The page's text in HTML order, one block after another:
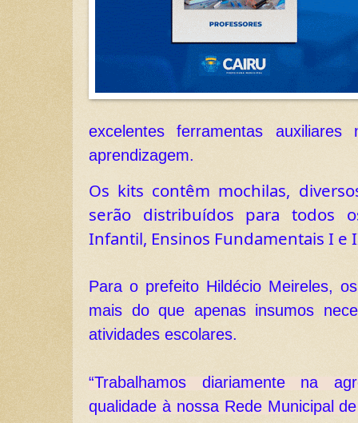
excelentes ferramentas
aprendizagem.
Os kits contêm mochilas,
serão distribuídos para todos
Infantil, Ensinos Fundamentais I e
Para o prefeito Hildécio Meireles,
mais do que apenas insumos
atividades escolares.
“Trabalhamos diariamente na
qualidade à nossa Rede Municipal